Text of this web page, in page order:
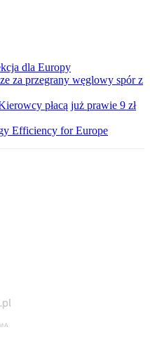
dla Europy
za przegrany węglowy spór z
płacą już prawie 9 zł
Efficiency for Europe